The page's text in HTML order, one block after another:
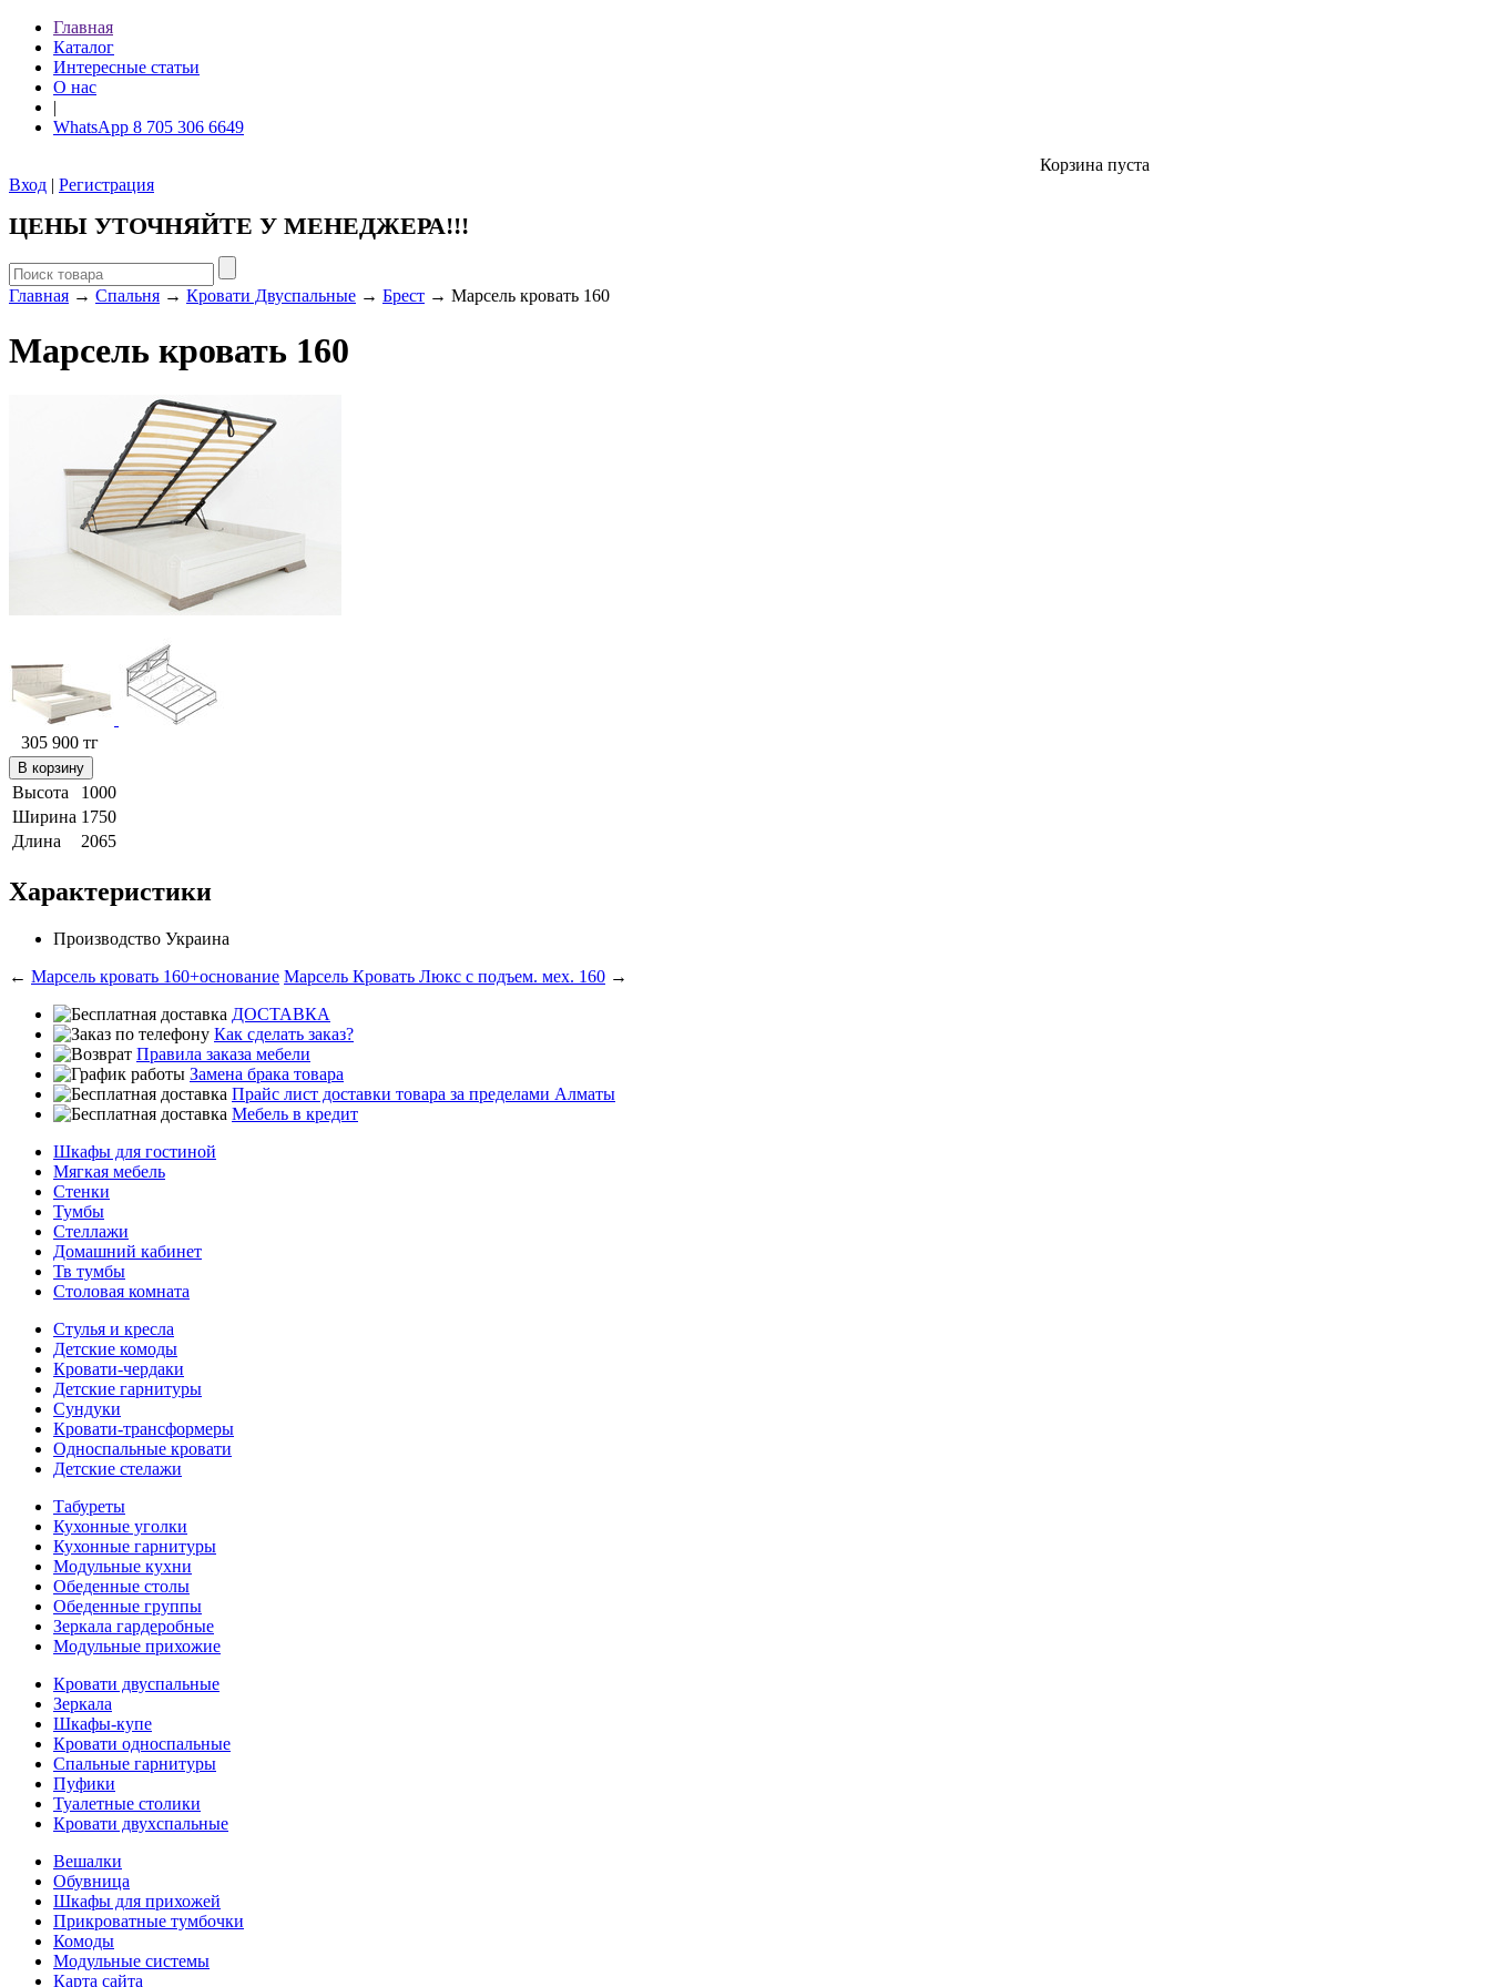
Главная
Каталог
Интересные статьи
О нас
|
WhatsApp 8 705 306 6649
Корзина пуста
Вход | Регистрация
ЦЕНЫ УТОЧНЯЙТЕ У МЕНЕДЖЕРА!!!
Главная → Спальня → Кровати Двуспальные → Брест → Марсель кровать 160
Марсель кровать 160
305 900 тг
В корзину
Высота
1000
Ширина 1750
Длина
2065
Характеристики
Производство Украина
← Марсель кровать 160+основание Марсель Кровать Люкс с подъем. мех. 160 →
ДОСТАВКА
Как сделать заказ?
Правила заказа мебели
Замена брака товара
Прайс лист доставки товара за пределами Алматы
Мебель в кредит
Шкафы для гостиной
Мягкая мебель
Стенки
Тумбы
Стеллажи
Домашний кабинет
Тв тумбы
Столовая комната
Стулья и кресла
Детские комоды
Кровати-чердаки
Детские гарнитуры
Сундуки
Кровати-трансформеры
Односпальные кровати
Детские стелажи
Табуреты
Кухонные уголки
Кухонные гарнитуры
Модульные кухни
Обеденные столы
Обеденные группы
Зеркала гардеробные
Модульные прихожие
Кровати двуспальные
Зеркала
Шкафы-купе
Кровати односпальные
Спальные гарнитуры
Пуфики
Туалетные столики
Кровати двухспальные
Вешалки
Обувница
Шкафы для прихожей
Прикроватные тумбочки
Комоды
Модульные системы
Карта сайта